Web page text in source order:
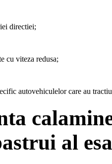
directiei;
cu viteza redusa;
autovehiculelor care au
al